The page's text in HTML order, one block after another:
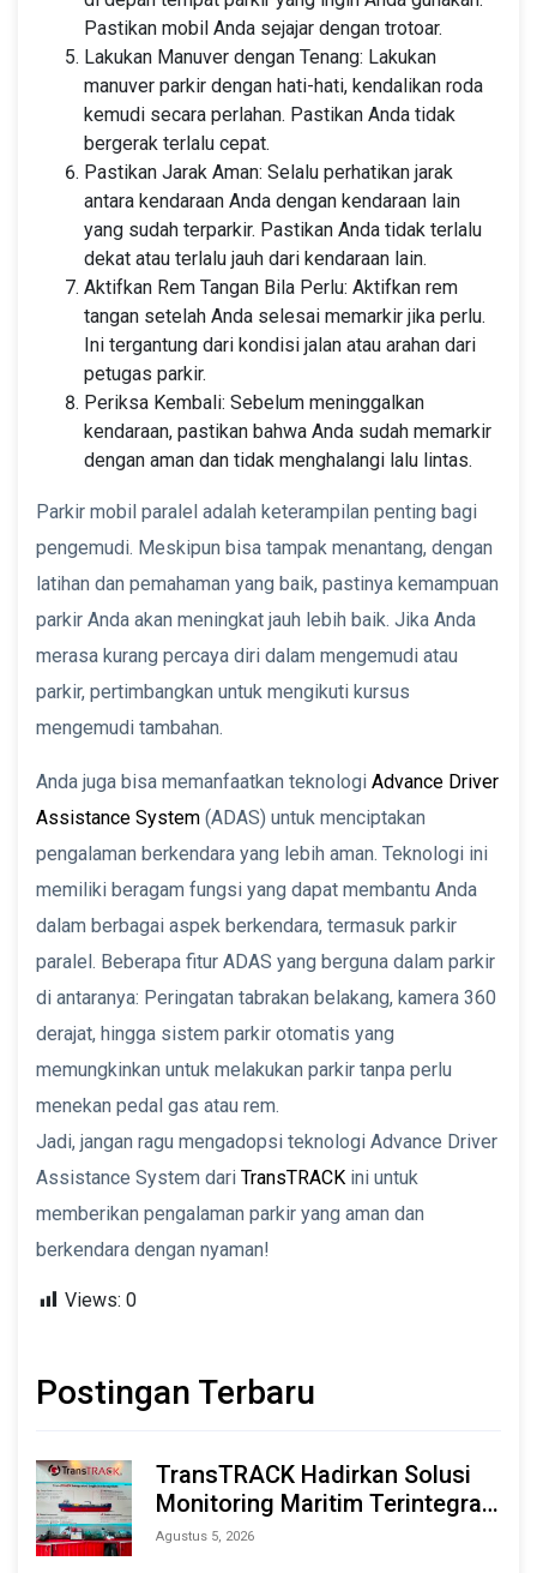
Pastikan mobil Anda sejajar dengan trotoar.
Lakukan Manuver dengan Tenang: Lakukan
manuver parkir dengan hati-hati, kendalikan roda
kemudi secara perlahan. Pastikan Anda tidak
bergerak terlalu cepat.
Pastikan Jarak Aman: Selalu perhatikan jarak
antara kendaraan Anda dengan kendaraan lain
yang sudah terparkir. Pastikan Anda tidak terlalu
dekat atau terlalu jauh dari kendaraan lain.
Aktifkan Rem Tangan Bila Perlu: Aktifkan rem
tangan setelah Anda selesai memarkir jika perlu.
Ini tergantung dari kondisi jalan atau arahan dari
petugas parkir.
Periksa Kembali: Sebelum meninggalkan
kendaraan, pastikan bahwa Anda sudah memarkir
dengan aman dan tidak menghalangi lalu lintas.
Parkir mobil paralel adalah keterampilan penting bagi
pengemudi. Meskipun bisa tampak menantang, dengan
latihan dan pemahaman yang baik, pastinya kemampuan
parkir Anda akan meningkat jauh lebih baik. Jika Anda
merasa kurang percaya diri dalam mengemudi atau
parkir, pertimbangkan untuk mengikuti kursus
mengemudi tambahan.
Anda juga bisa memanfaatkan teknologi Advance Driver
Assistance System (ADAS) untuk menciptakan
pengalaman berkendara yang lebih aman. Teknologi ini
memiliki beragam fungsi yang dapat membantu Anda
dalam berbagai aspek berkendara, termasuk parkir
paralel. Beberapa fitur ADAS yang berguna dalam parkir
di antaranya: Peringatan tabrakan belakang, kamera 360
derajat, hingga sistem parkir otomatis yang
memungkinkan untuk melakukan parkir tanpa perlu
menekan pedal gas atau rem.
Jadi, jangan ragu mengadopsi teknologi Advance Driver
Assistance System dari TransTRACK ini untuk
memberikan pengalaman parkir yang aman dan
berkendara dengan nyaman!
Views: 0
Postingan Terbaru
TransTRACK Hadirkan Solusi
Monitoring Maritim Terintegrasi
Berbasis AI & IoT di Indonesia
Agustus 5, 2026